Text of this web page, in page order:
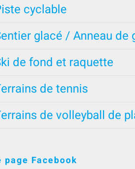
cyclable
glacé / Anneau de
de fond et raquette
de tennis
de volleyball de
page Facebook